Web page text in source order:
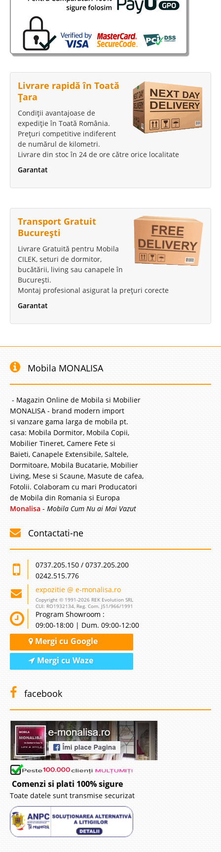
Pat Tapitat de Lux
Pat Tapitat Pheromone – Transport Gratuit Bucuresti Patul Pheromone a
fost proiectat pe baza sentimentelor profunde, a seductiei si atractiei
dintre indivizi. In categoria paturi tapitate de lux, patul Pheromone ocupa o
pozitie superioara datorita mode..
4.565 Lei
Adauga la Favorite
-20%
Paturi Tapitate Elegance de Lux - Calitate Superioara Un pat bun este un
ofere o imagine de vis atunci cand pasim in dormitor. Patul Elegance
traseaza linia perfecta in dormitorul matrimonial..
2.537 Lei
Pret Redus 2.030 Lei
Stoc Epuizat - Indisponibil
Adauga la Favorite
Livrare rapidă în Toată
Țara
Condiții avantajoase de
expediție în Toată România.
Prețuri competitive indiferent
de numărul de kilometri.
Livrare din stoc în 24 de ore către orice localitate
Garantat
Transport Gratuit
București
Livrare Gratuită pentru Mobila
CILEK, seturi de dormitor,
bucătării, living sau canapele în
București.
Montaj profesional asigurat la prețuri corecte
Garantat
Mobila MONALISA
- Magazin Online de Mobila si Mobilier
MONALISA - brand modern import
si vanzare gama larga de mobila pt.
casa: Mobila Dormitor, Mobila Copii,
Mobilier Tineret, Camere Fete si
Baieti, Canapele Extensibile, Saltele,
Dormitoare, Mobila Bucatarie, Mobilier
Living, Mese si Scaune, Masute de cafea,
Fotolii. Colaboram cu mari Producatori
de Mobila din Romania si Europa
Monalisa - Mobila Cum Nu ai Mai Vazut
Contactati-ne
0737.205.150 / 0737.205.200
0242.515.776
expozitie @ e-monalisa.ro
Copyright © 1991-2026 REK Evolution SRL
CUI: RO1932134, Reg. Com. J51/966/1991
Program Showroom :
09:00-18:00 | Dum. 09:00-12:00
Mergi cu Google
Mergi cu Waze
facebook
Comenzi si plati 100% sigure
Toate datele sunt transmise securizat